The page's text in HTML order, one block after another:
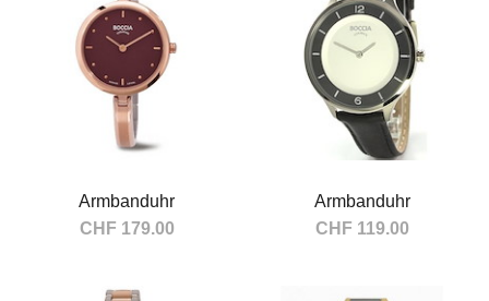
Armbanduhr
CHF 179.00
In den Warenkorb
Armbanduhr
CHF 119.00